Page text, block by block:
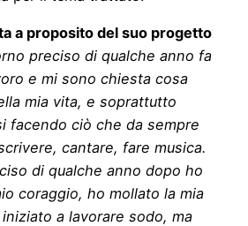
a proposito del suo progetto
preciso di qualche anno fa
e mi sono chiesta cosa
mia vita, e soprattutto
facendo ciò che da sempre
cantare, fare musica.
di qualche anno dopo ho
coraggio, ho mollato la mia
a lavorare sodo, ma